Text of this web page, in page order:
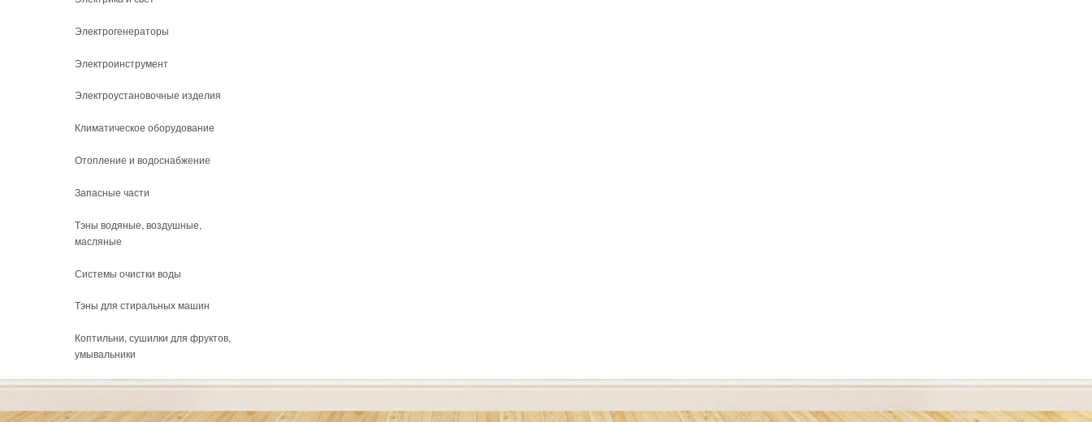
Электрогенераторы
Электроинструмент
Электроустановочные изделия
Климатическое оборудование
Отопление и водоснабжение
Запасные части
Тэны водяные, воздушные,
масляные
Системы очистки воды
Тэны для стиральных машин
Коптильни, сушилки для фруктов,
умывальники